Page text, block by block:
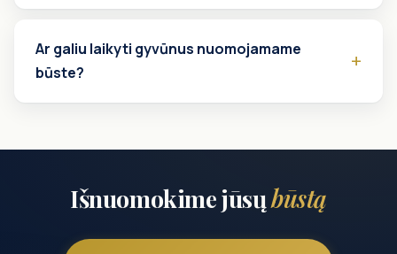
Ar galiu laikyti gyvūnus nuomojamame
būste?
Išnuomokime jūsųbūstą